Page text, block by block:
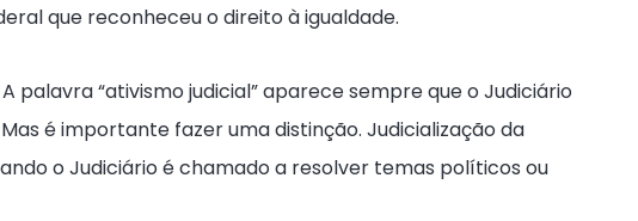
que reconheceu o direito à igualdade.
palavra “ativismo judicial” aparece sempre que o Judiciário
é importante fazer uma distinção. Judicialização da
o Judiciário é chamado a resolver temas políticos ou